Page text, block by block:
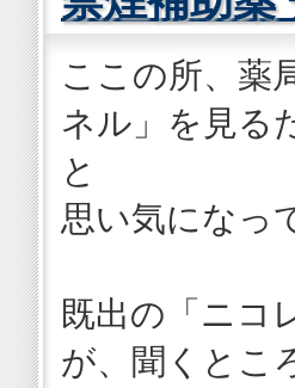
ここの所、薬
ネル」を見る
と
思い気になっ
既出の「ニコ
が、聞くとこ